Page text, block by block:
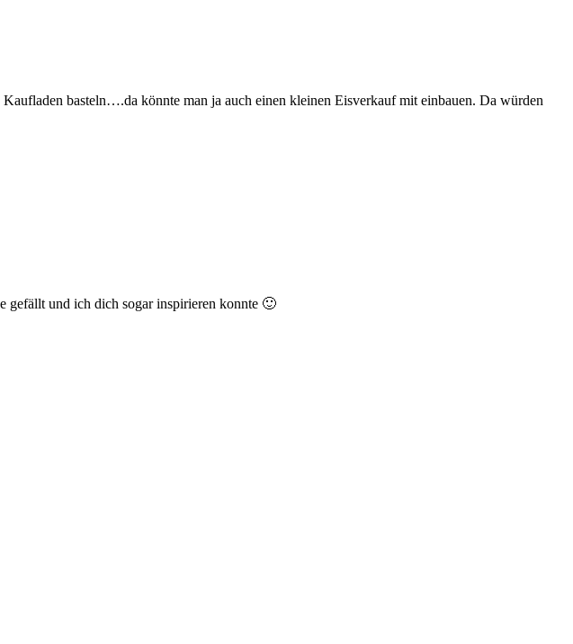
basteln….da könnte man ja auch einen kleinen Eisverkauf mit einbauen. Da würden
gefällt und ich dich sogar inspirieren konnte 🙂